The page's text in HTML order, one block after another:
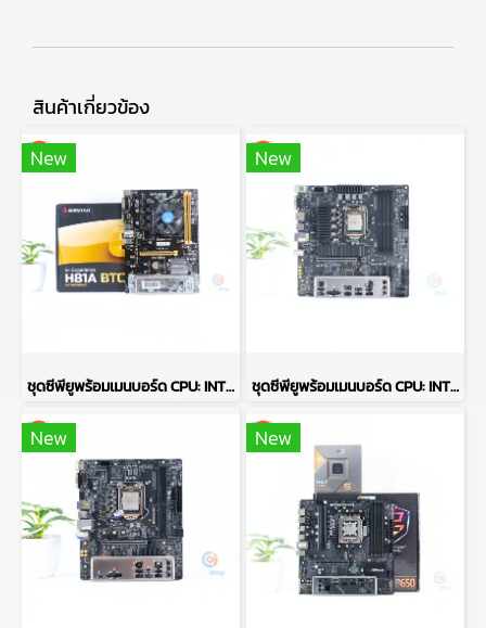
สินค้าเกี่ยวข้อง
New
ชุดซีพียูพร้อมเมนบอร์ด CPU: INTEL PENTIUM G3260 + MB: BIOSTAR H81A BTC P12367
New
ชุดซีพียูพร้อมเมนบอร์ด CPU: INTEL CORE I5-11400F + MB: MSI B560M PRO-VDH P17702
New New